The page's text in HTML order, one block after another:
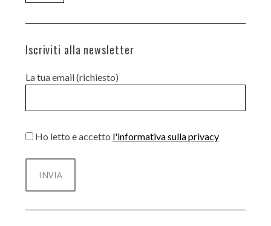
Iscriviti alla newsletter
La tua email (richiesto)
Ho letto e accetto l'informativa sulla privacy